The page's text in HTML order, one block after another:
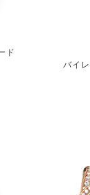
ド
バイ